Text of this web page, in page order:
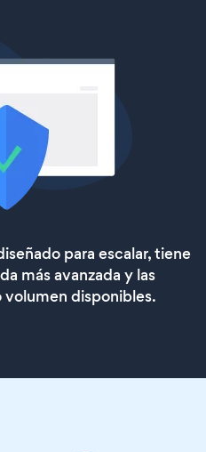
para escalar, tiene
más avanzada y las
disponibles.